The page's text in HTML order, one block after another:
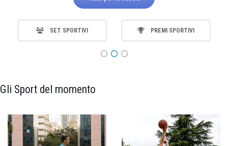
SET SPORTIVI PREMI SPORTIVI
Gli Sport del momento